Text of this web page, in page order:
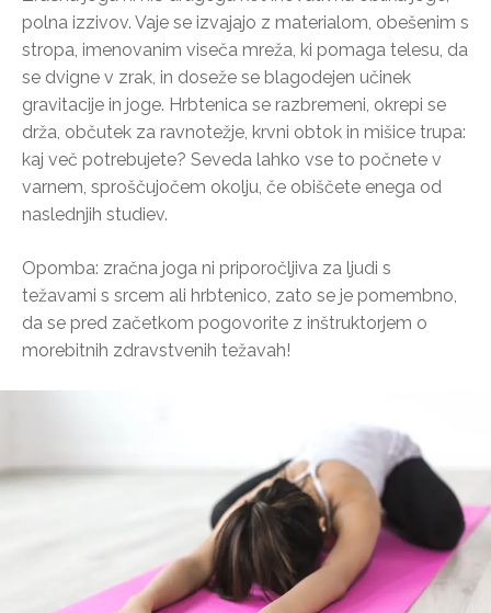
polna izzivov. Vaje se izvajajo z materialom, obešenim s
stropa, imenovanim viseča mreža, ki pomaga telesu, da
se dvigne v zrak, in doseže se blagodejen učinek
gravitacije in joge. Hrbtenica se razbremeni, okrepi se
drža, občutek za ravnotežje, krvni obtok in mišice trupa:
kaj več potrebujete? Seveda lahko vse to počnete v
varnem, sproščujočem okolju, če obiščete enega od
naslednjih studiev.
Opomba: zračna joga ni priporočljiva za ljudi s
težavami s srcem ali hrbtenico, zato se je pomembno,
da se pred začetkom pogovorite z inštruktorjem o
morebitnih zdravstvenih težavah!